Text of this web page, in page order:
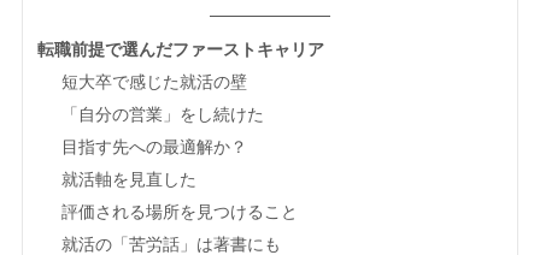
転職前提で選んだファーストキャリア
短大卒で感じた就活の壁
「自分の営業」をし続けた
目指す先への最適解か？
就活軸を見直した
評価される場所を見つけること
就活の「苦労話」は著書にも